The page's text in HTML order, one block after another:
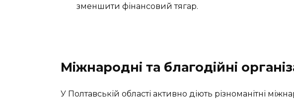
зменшити фінансовий тягар.
Міжнародні та благодійні
У Полтавській області активно діють різноманітні